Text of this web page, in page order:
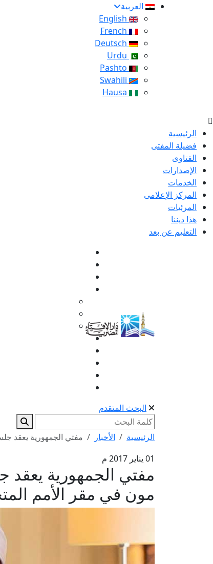
العربية
الرئيسية
فضيلة المفتى
الفتاوى
الإصدارات
الخدمات
المركز الإعلامى
المرئيات
هذا ديننا
التعليم عن بعد
البحث المتقدم
الرئيسية الأخبار
مفتي الجمهورية يعقد
01 يناير 2017 م
مفتي الجمهورية
مون في مقر الأمم